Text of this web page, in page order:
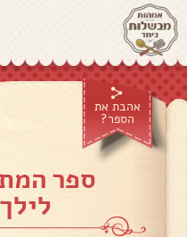
אהבת את
הספר?
ספר